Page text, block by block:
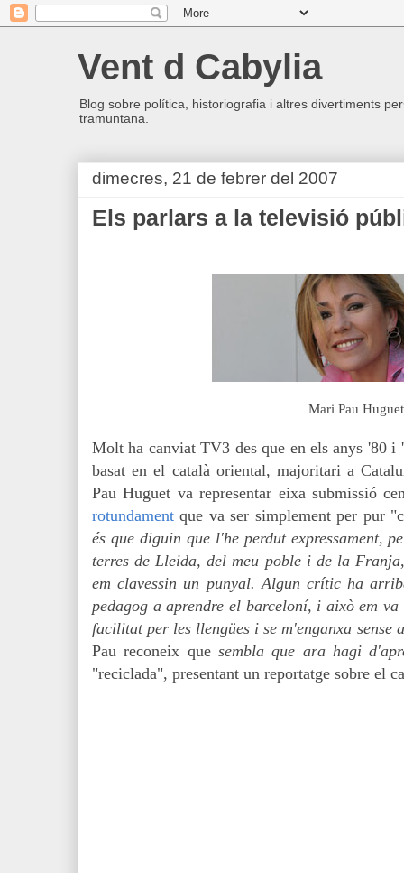
Vent d Cabylia
Blog sobre política, historiografia i altres divertiments
tramuntana.
dimecres, 21 de febrer del 2007
Els parlars a la televisió
Mari Pau Huguet
Molt ha canviat TV3 des que en els anys '80
basat en el català oriental, majoritari a
Pau Huguet va representar eixa submissió
rotundamentque va ser simplement per pur
és que diguin que l'he perdut expressament,
terres de Lleida, del meu poble i de la
em clavessin un punyal. Algun crític ha
pedagog a aprendre el barceloní, i això em
facilitat per les llengües i se m'enganxa sense
Pau reconeix que sembla que ara hagi
"reciclada", presentant un reportatge sobre el